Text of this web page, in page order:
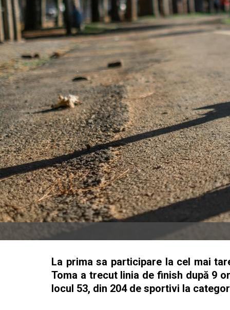
La prima sa participare la cel mai
Toma a trecut linia de finish după 9
locul 53, din 204 de sportivi la